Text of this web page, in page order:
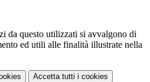
da questo utilizzati si avvalgono di
ed utili alle finalità illustrate nella
Accetta tutti i cookies